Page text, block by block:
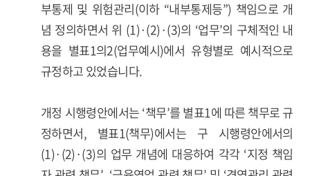
부통제 및 위험관리(이하 “내부통제등”) 책임으로 개
념 정의하면서 위 (1)·(2)·(3)의 ‘업무’의 구체적인 내
용을 별표1의2(업무예시)에서 유형별로 예시적으로
규정하고 있었습니다.
개정 시행령안에서는 ‘책무’를 별표1에 따른 책무로 규
정하면서, 별표1(책무)에서는 구 시행령안에서의
(1)·(2)·(3)의 업무 개념에 대응하여 각각 ‘지정 책임